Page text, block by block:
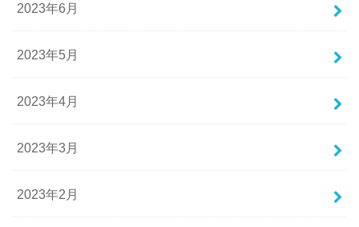
2023年6月
2023年5月
2023年4月
2023年3月
2023年2月